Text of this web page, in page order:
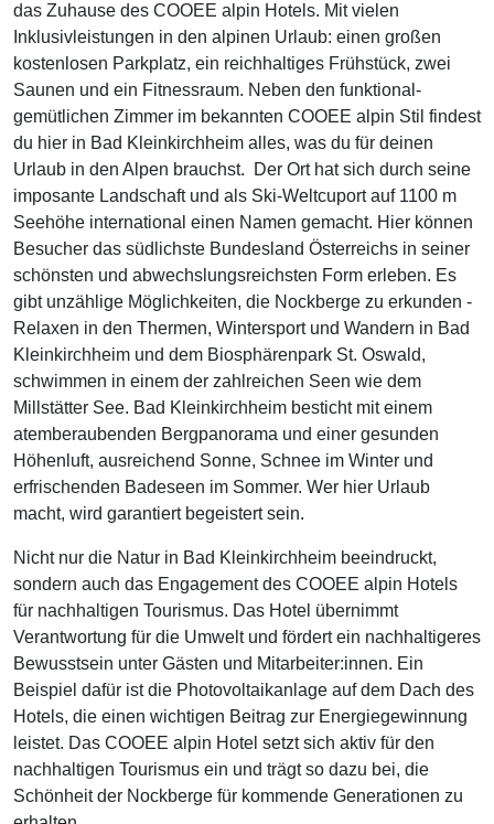
das Zuhause des COOEE alpin Hotels. Mit vielen
Inklusivleistungen in den alpinen Urlaub: einen großen
kostenlosen Parkplatz, ein reichhaltiges Frühstück, zwei
Saunen und ein Fitnessraum. Neben den funktional-
gemütlichen Zimmer im bekannten COOEE alpin Stil findest
du hier in Bad Kleinkirchheim alles, was du für deinen
Urlaub in den Alpen brauchst. Der Ort hat sich durch seine
imposante Landschaft und als Ski-Weltcuport auf 1100 m
Seehöhe international einen Namen gemacht. Hier können
Besucher das südlichste Bundesland Österreichs in seiner
schönsten und abwechslungsreichsten Form erleben. Es
gibt unzählige Möglichkeiten, die Nockberge zu erkunden -
Relaxen in den Thermen, Wintersport und Wandern in Bad
Kleinkirchheim und dem Biosphärenpark St. Oswald,
schwimmen in einem der zahlreichen Seen wie dem
Millstätter See. Bad Kleinkirchheim besticht mit einem
atemberaubenden Bergpanorama und einer gesunden
Höhenluft, ausreichend Sonne, Schnee im Winter und
erfrischenden Badeseen im Sommer. Wer hier Urlaub
macht, wird garantiert begeistert sein.
Nicht nur die Natur in Bad Kleinkirchheim beeindruckt,
sondern auch das Engagement des COOEE alpin Hotels
für nachhaltigen Tourismus. Das Hotel übernimmt
Verantwortung für die Umwelt und fördert ein nachhaltigeres
Bewusstsein unter Gästen und Mitarbeiter:innen. Ein
Beispiel dafür ist die Photovoltaikanlage auf dem Dach des
Hotels, die einen wichtigen Beitrag zur Energiegewinnung
leistet. Das COOEE alpin Hotel setzt sich aktiv für den
nachhaltigen Tourismus ein und trägt so dazu bei, die
Schönheit der Nockberge für kommende Generationen zu